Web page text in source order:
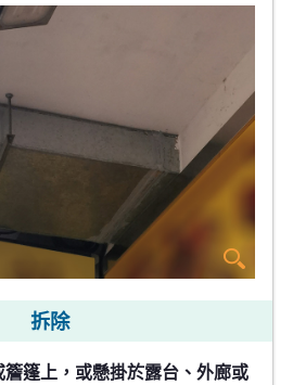
拆除
篷上，或懸掛於露台、外廊或